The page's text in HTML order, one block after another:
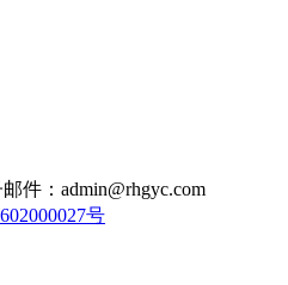
：admin@rhgyc.com
号